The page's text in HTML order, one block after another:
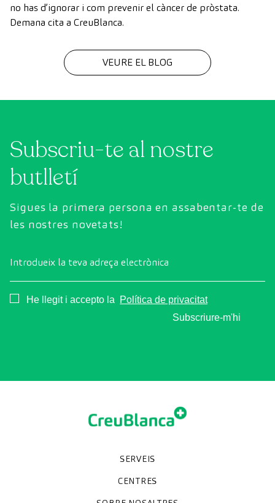
no has d’ignorar i com prevenir el càncer de pròstata.
Demana cita a CreuBlanca.
VEURE EL BLOG
Subscriu-te al nostre
butlletí
Sigues la primera persona en assabentar-te de
les nostres novetats!
Introdueix la teva adreça electrònica
Consentimiento
He llegit i accepto la
Política de privacitat
Subscriure-m'hi
SERVEIS
Especialitats
Proves diagnòstiques
Revisions mèdiques
Unitats especialitzades
CENTRES